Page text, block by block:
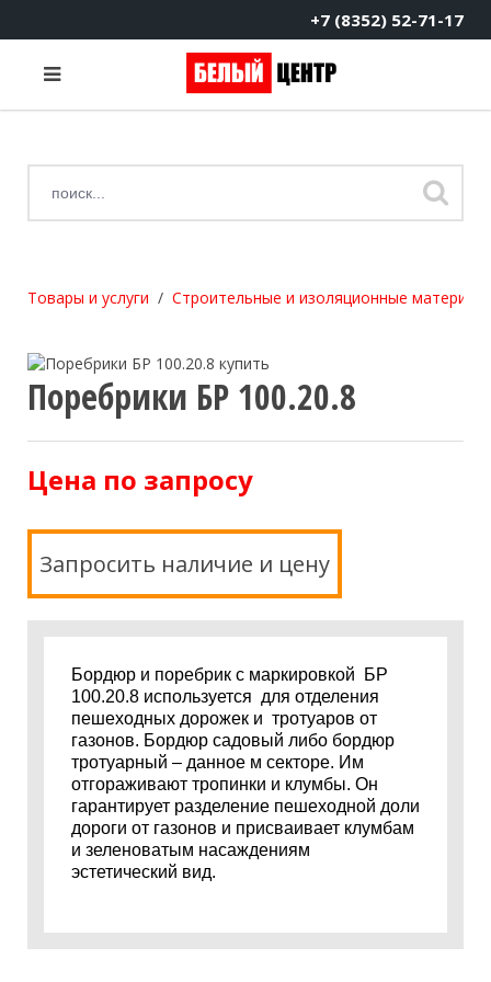
+7 (8352) 52-71-17
Товары и услуги Строительные и изоляционные
Поребрики БР 100.20.8
Цена по запросу
Запросить наличие и цену
Бордюр и поребрик с маркировкой БР
100.20.8 используется для отделения
пешеходных дорожек и тротуаров от
газонов. Бордюр садовый либо бордюр
тротуарный – данное м секторе. Им
отгораживают тропинки и клумбы. Он
гарантирует разделение пешеходной доли
дороги от газонов и присваивает клумбам
и зеленоватым насаждениям
эстетический вид.